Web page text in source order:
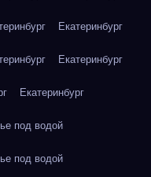
Екатеринбург
Екатеринбург
Екатеринбург
под водой
под водой